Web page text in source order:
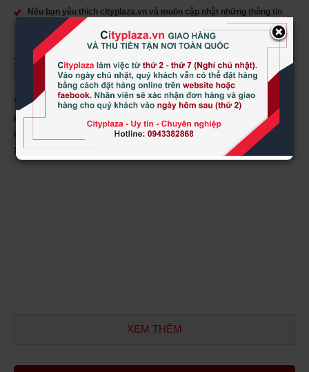
Nếu bạn yêu thích cityplaza.vn và muốn cập nhật những thông tin
mới nhất của chúng tôi, hãy Like chúng tôi trên:
https://www.facebook.com/Cityplazavietnam/
Tên sản phẩm:Viên uống hỗ trợ Vitatree Kidney Tonic 100 viên của Úc
Hãng sản xuất:
Vitatree
Quy cách:
Xuất xứ:
XEM THÊM
×